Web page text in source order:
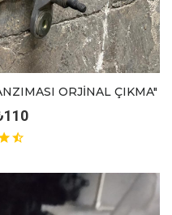
ORJİNAL ÇIKMA"